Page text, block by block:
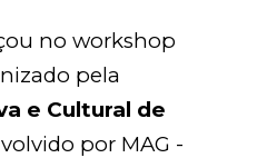
no workshop
pela
e Cultural de
por MAG -